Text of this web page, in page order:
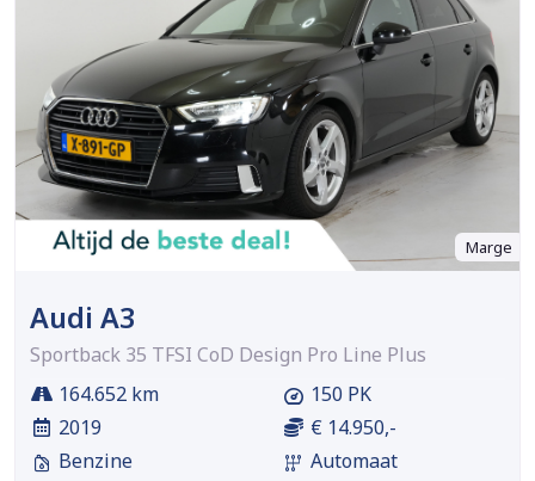
Marge
Audi A3
Sportback 35 TFSI CoD Design Pro Line Plus
164.652 km
2019
Benzine
150 PK
€ 14.950,-
Automaat